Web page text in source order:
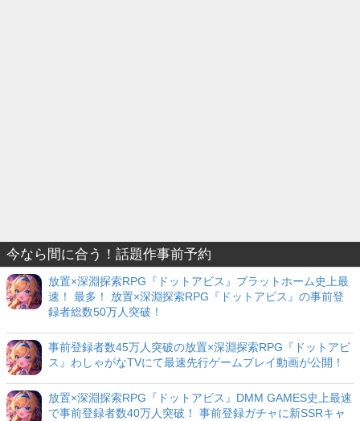
今なら間に合う！話題作事前予約
放置×深淵探索RPG『ドットアビス』プラットホーム史上最
速！ 最多！ 放置×深淵探索RPG『ドットアビス』の事前登
録者総数50万人突破！
事前登録者数45万人突破の放置×深淵探索RPG『ドットアビ
ス』わしゃがなTVにて最速先行ゲームプレイ動画が公開！
放置×深淵探索RPG『ドットアビス』DMM GAMES史上最速
で事前登録者数40万人突破！ 事前登録ガチャに新SSRキャ